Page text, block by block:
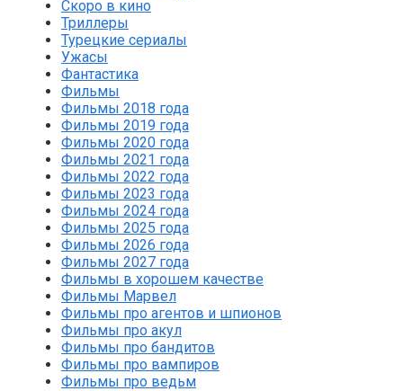
Скоро в кино
Триллеры
Турецкие сериалы
Ужасы
Фантастика
Фильмы
Фильмы 2018 года
Фильмы 2019 года
Фильмы 2020 года
Фильмы 2021 года
Фильмы 2022 года
Фильмы 2023 года
Фильмы 2024 года
Фильмы 2025 года
Фильмы 2026 года
Фильмы 2027 года
Фильмы в хорошем качестве
Фильмы Марвел
Фильмы про агентов и шпионов
Фильмы про акул
Фильмы про бандитов
Фильмы про вампиров
Фильмы про ведьм